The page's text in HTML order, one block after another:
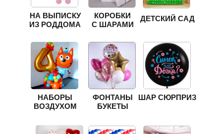
ФОНТАНЫ
БУКЕТЫ
НА ВЫПИСКУ
ИЗ РОДДОМА
ШАР СЮРПРИЗ
КОРОБКИ
С ШАРАМИ
НАБОРЫ
ВОЗДУХОМ
ДЕТСКИЙ САД